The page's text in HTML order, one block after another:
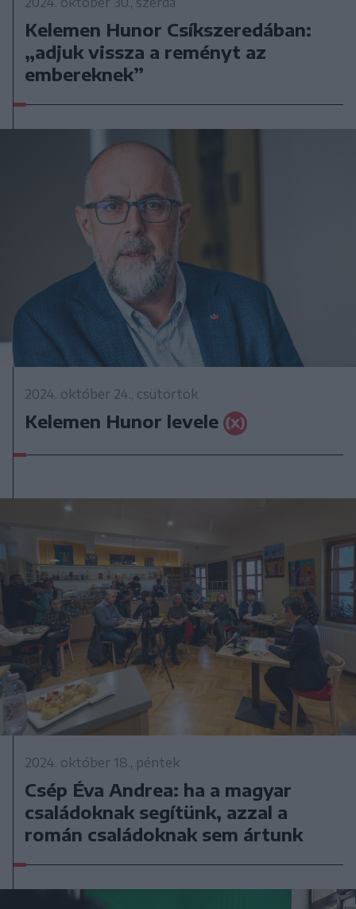
Kelemen Hunor Csíkszeredában:
„adjuk vissza a reményt az
embereknek”
2024. október 24., csütörtök
Kelemen Hunor levele
2024. október 18., péntek
Csép Éva Andrea: ha a magyar
családoknak segítünk, azzal a
román családoknak sem ártunk